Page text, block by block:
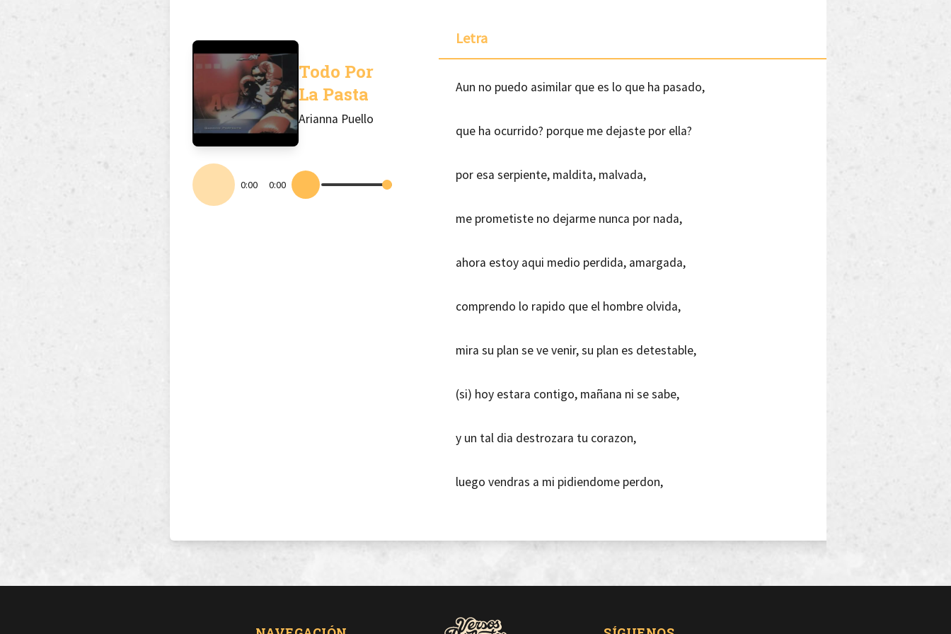
Todo Por
La Pasta
Arianna Puello
0:00 0:00
Letra
Aun no puedo asimilar que es lo que ha pasado,
que ha ocurrido? porque me dejaste por ella?
por esa serpiente, maldita, malvada,
me prometiste no dejarme nunca por nada,
ahora estoy aqui medio perdida, amargada,
comprendo lo rapido que el hombre olvida,
mira su plan se ve venir, su plan es detestable,
(si) hoy estara contigo, mañana ni se sabe,
y un tal dia destrozara tu corazon,
luego vendras a mi pidiendome perdon,
aunque yo ya veo cual es tu futuro